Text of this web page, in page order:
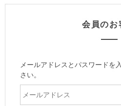
会員のお
メールアドレスとパスワードを
さい。